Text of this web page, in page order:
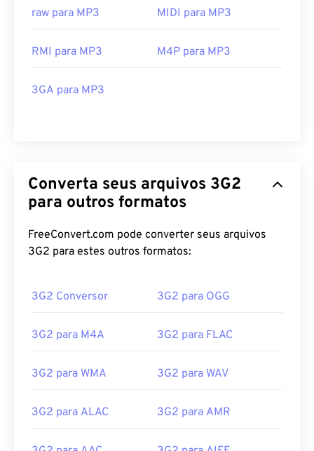
raw para MP3 MIDI para MP3
RMI para MP3 M4P para MP3
3GA para MP3
Converta seus arquivos 3G2
para outros formatos
FreeConvert.com pode converter seus arquivos
3G2 para estes outros formatos:
3G2 Conversor 3G2 para OGG
3G2 para M4A 3G2 para FLAC
3G2 para WMA 3G2 para WAV
3G2 para ALAC 3G2 para AMR